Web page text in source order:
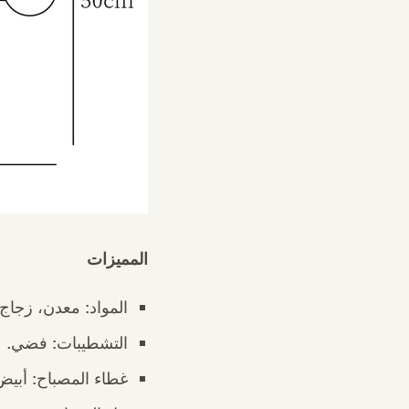
المميزات
المواد: معدن،
التشطيبات: فضي.
غطاء المصباح: